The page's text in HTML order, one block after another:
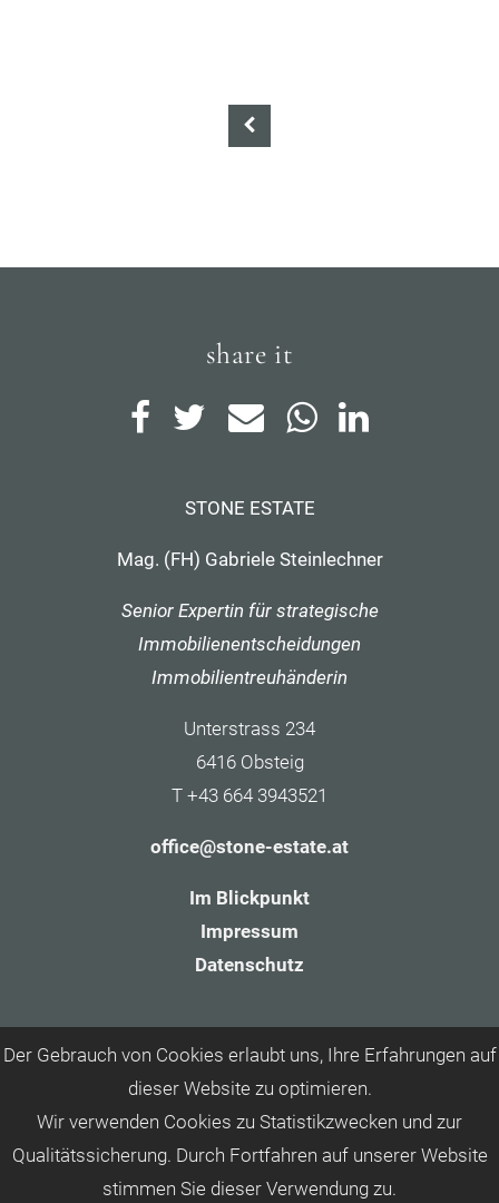
Der Gebrauch von Cookies erlaubt uns, Ihre Erfahrungen auf
dieser Website zu optimieren.
Wir verwenden Cookies zu Statistikzwecken und zur
Qualitätssicherung. Durch Fortfahren auf unserer Website
stimmen Sie dieser Verwendung zu.
share it
STONE ESTATE
Mag. (FH) Gabriele Steinlechner
Senior Expertin für strategische
Immobilienentscheidungen
Immobilientreuhänderin
Unterstrass 234
6416 Obsteig
T +43 664 3943521
office@stone-estate.at
Im Blickpunkt
Impressum
Datenschutz